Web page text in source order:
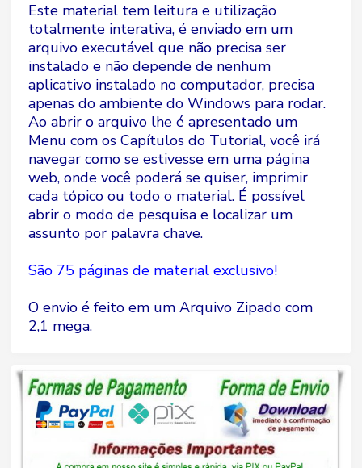
Este material tem leitura e utilização
totalmente interativa, é enviado em um
arquivo executável que não precisa ser
instalado e não depende de nenhum
aplicativo instalado no computador, precisa
apenas do ambiente do Windows para rodar.
Ao abrir o arquivo lhe é apresentado um
Menu com os Capítulos do Tutorial, você irá
navegar como se estivesse em uma página
web, onde você poderá se quiser, imprimir
cada tópico ou todo o material. É possível
abrir o modo de pesquisa e localizar um
assunto por palavra chave.
São 75 páginas de material exclusivo!
O envio é feito em um Arquivo Zipado com
2,1 mega.